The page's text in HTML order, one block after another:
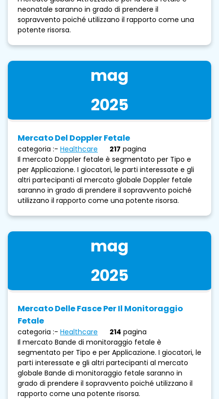
neonatale saranno in grado di prendere il
sopravvento poiché utilizzano il rapporto come una
potente risorsa.
mag
2025
Mercato Del Doppler Fetale
categoria :- Healthcare 217 pagina
Il mercato Doppler fetale è segmentato per Tipo e
per Applicazione. I giocatori, le parti interessate e gli
altri partecipanti al mercato globale Doppler fetale
saranno in grado di prendere il sopravvento poiché
utilizzano il rapporto come una potente risorsa.
mag
2025
Mercato Delle Fasce Per Il Monitoraggio
Fetale
categoria :- Healthcare 214 pagina
Il mercato Bande di monitoraggio fetale è
segmentato per Tipo e per Applicazione. I giocatori, le
parti interessate e gli altri partecipanti al mercato
globale Bande di monitoraggio fetale saranno in
grado di prendere il sopravvento poiché utilizzano il
rapporto come una potente risorsa.